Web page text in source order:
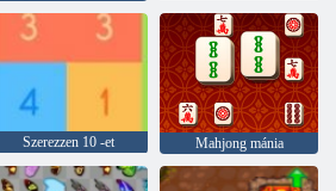
Szerezzen 10 -et Mahjong mánia